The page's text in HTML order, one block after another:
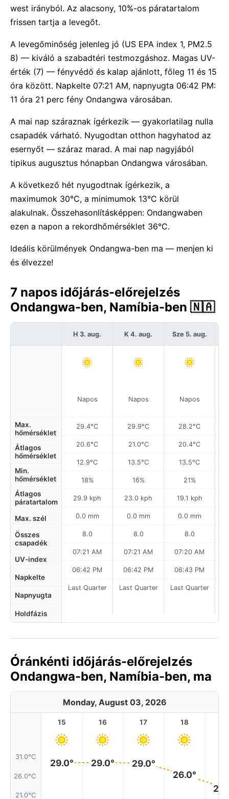
west irányból. Az alacsony, 10%-os páratartalom
frissen tartja a levegőt.
A levegőminőség jelenleg jó (US EPA index 1, PM2.5
8) — kiváló a szabadtéri testmozgáshoz. Magas UV-
érték (7) — fényvédő és kalap ajánlott, főleg 11 és 15
óra között. Napkelte 07:21 AM, napnyugta 06:42 PM:
11 óra 21 perc fény Ondangwa városában.
A mai nap száraznak ígérkezik — gyakorlatilag nulla
csapadék várható. Nyugodtan otthon hagyhatod az
esernyőt — száraz marad. A mai nap nagyjából
tipikus augusztus hónapban Ondangwa városában.
A következő hét nyugodtnak ígérkezik, a
maximumok 30°C, a minimumok 13°C körül
alakulnak. Összehasonlításképpen: Ondangwaben
ezen a napon a rekordhőmérséklet 36°C.
Ideális körülmények Ondangwa-ben ma — menjen ki
és élvezze!
7 napos időjárás-előrejelzés
Ondangwa-ben, Namíbia-ben 🇳🇦
Max.
hőmérséklet
Átlagos
hőmérséklet
Min.
hőmérséklet
Átlagos
páratartalom
Max. szél
Összes
csapadék
UV-index
Napkelte
Napnyugta
Holdfázis
H 3. aug.
Napos
29.4°C
20.6°C
12.9°C
18%
29.9 kph
0.0 mm
8.0
07:21 AM
06:42 PM
Last Quarter
K 4. aug.
Napos
29.9°C
21.0°C
13.5°C
16%
23.0 kph
0.0 mm
8.0
07:21 AM
06:42 PM
Last Quarter
Sze 5. aug.
Napos
28.2°C
20.4°C
13.5°C
21%
19.1 kph
0.0 mm
8.0
07:20 AM
06:43 PM
Last Quarter
Óránkénti időjárás-előrejelzés
Ondangwa-ben, Namíbia-ben, ma
Monday, August 03, 2026
31.0°C
26.0°C
21.0°C
15
29.0°
16
29.0°
17
29.0°
18
26.0°